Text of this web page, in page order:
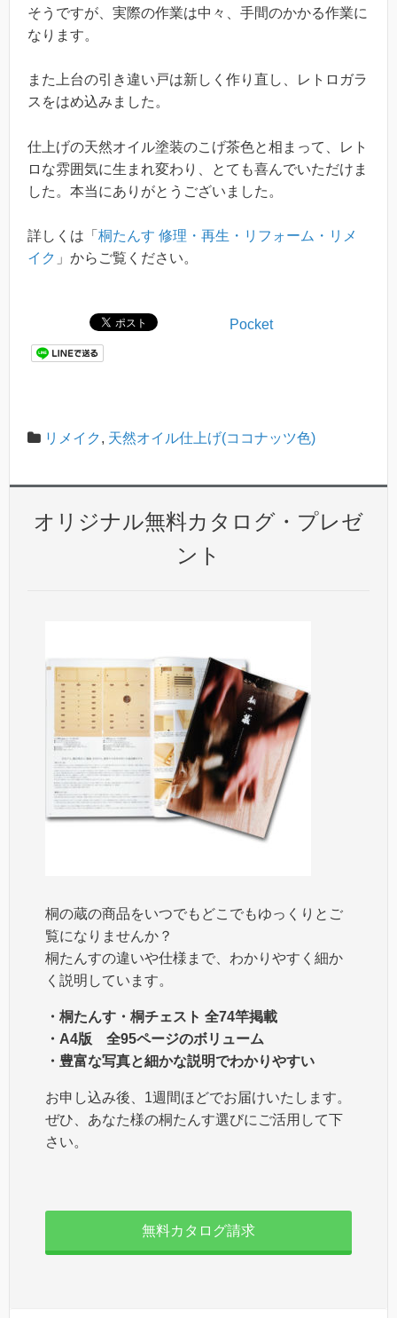
そうですが、実際の作業は中々、手間のかかる作業に
なります。
また上台の引き違い戸は新しく作り直し、レトロガラ
スをはめ込みました。
仕上げの天然オイル塗装のこげ茶色と相まって、レト
ロな雰囲気に生まれ変わり、とても喜んでいただけま
した。本当にありがとうございました。
詳しくは「 桐たんす 修理・再生・リフォーム・リメ
イク 」からご覧ください。
Pocket
リメイク , 天然オイル仕上げ(ココナッツ色)
オリジナル無料カタログ・プレゼ
ント
桐の蔵の商品をいつでもどこでもゆっくりとご
覧になりませんか？
桐たんすの違いや仕様まで、わかりやすく細か
く説明しています。
・桐たんす・桐チェスト 全74竿掲載
・A4版 全95ページのボリューム
・豊富な写真と細かな説明でわかりやすい
お申し込み後、1週間ほどでお届けいたします。
ぜひ、あなた様の桐たんす選びにご活用して下
さい。
無料カタログ請求